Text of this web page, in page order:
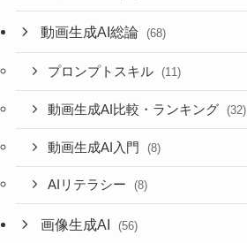
動画生成AI総論 (68)
プロンプトスキル (11)
動画生成AI比較・ランキング (32)
動画生成AI入門 (8)
AIリテラシー (8)
画像生成AI (56)